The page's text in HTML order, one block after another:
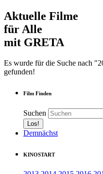
Aktuelle Filme
für Alle
mit GRETA
Es wurde für die Suche nach
gefunden!
Film Finden
Suchen
Demnächst
KINOSTART